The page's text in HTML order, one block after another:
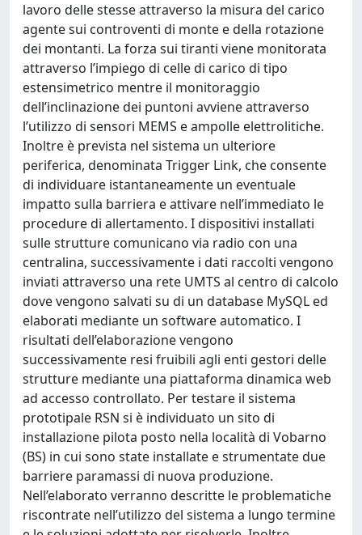
lavoro delle stesse attraverso la misura del carico
agente sui controventi di monte e della rotazione
dei montanti. La forza sui tiranti viene monitorata
attraverso l’impiego di celle di carico di tipo
estensimetrico mentre il monitoraggio
dell’inclinazione dei puntoni avviene attraverso
l’utilizzo di sensori MEMS e ampolle elettrolitiche.
Inoltre è prevista nel sistema un ulteriore
periferica, denominata Trigger Link, che consente
di individuare istantaneamente un eventuale
impatto sulla barriera e attivare nell’immediato le
procedure di allertamento. I dispositivi installati
sulle strutture comunicano via radio con una
centralina, successivamente i dati raccolti vengono
inviati attraverso una rete UMTS al centro di calcolo
dove vengono salvati su di un database MySQL ed
elaborati mediante un software automatico. I
risultati dell’elaborazione vengono
successivamente resi fruibili agli enti gestori delle
strutture mediante una piattaforma dinamica web
ad accesso controllato. Per testare il sistema
prototipale RSN si è individuato un sito di
installazione pilota posto nella località di Vobarno
(BS) in cui sono state installate e strumentate due
barriere paramassi di nuova produzione.
Nell’elaborato verranno descritte le problematiche
riscontrate nell’utilizzo del sistema a lungo termine